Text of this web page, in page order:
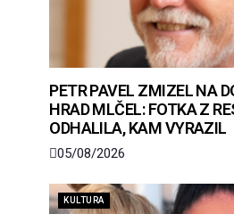
PETR PAVEL ZMIZEL NA
HRAD MLČEL: FOTKA Z
ODHALILA, KAM VYRAZIL
05/08/2026
KULTURA